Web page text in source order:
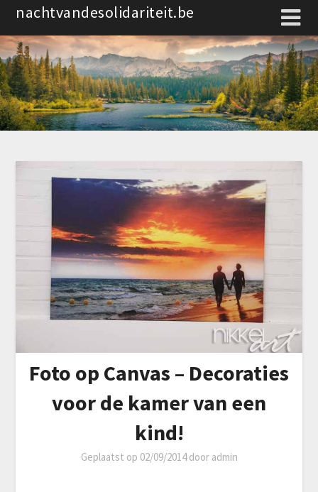
Spring
de
inhoud
nachtvandesolidariteit.be
Foto op Canvas – Decoraties
voor de kamer van een
kind!
Geplaatst op 02/09/2014door admin